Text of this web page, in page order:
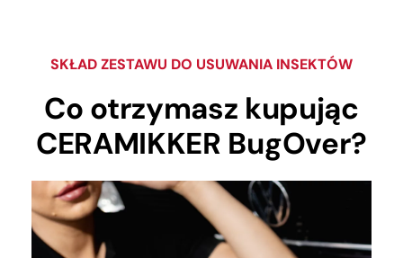
SKŁAD ZESTAWU DO USUWANIA INSEKTÓW
Co otrzymasz kupując
CERAMIKKER BugOver?